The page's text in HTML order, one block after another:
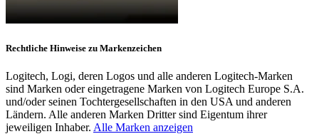
Rechtliche Hinweise zu Markenzeichen
Logitech, Logi, deren Logos und alle anderen Logitech-Marken
sind Marken oder eingetragene Marken von Logitech Europe S.A.
und/oder seinen Tochtergesellschaften in den USA und anderen
Ländern. Alle anderen Marken Dritter sind Eigentum ihrer
jeweiligen Inhaber. Alle Marken anzeigen